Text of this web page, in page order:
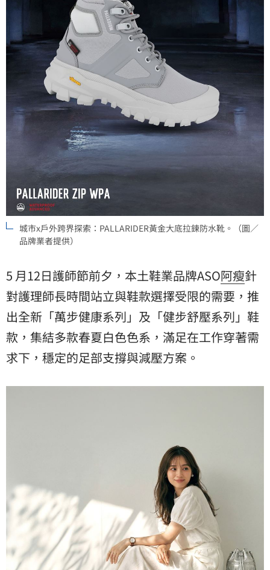
城市x戶外跨界探索：PALLARIDER黃金大底拉鍊防水靴。（圖／
品牌業者提供）
5 月12日護師節前夕，本土鞋業品牌ASO阿瘦針
對護理師長時間站立與鞋款選擇受限的需要，推
出全新「萬步健康系列」及「健步舒壓系列」鞋
款，集結多款春夏白色色系，滿足在工作穿著需
求下，穩定的足部支撐與減壓方案。